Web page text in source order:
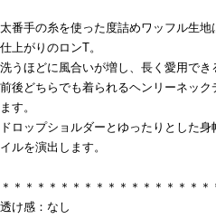
太番手の糸を使った度詰めワッフル生
仕上がりのロンT。
洗うほどに風合いが増し、長く愛用でき
前後どちらでも着られるヘンリーネッ
ます。
ドロップショルダーとゆったりとした
イルを演出します。
＊＊＊＊＊＊＊＊＊＊＊＊＊＊＊＊＊＊
透け感：なし